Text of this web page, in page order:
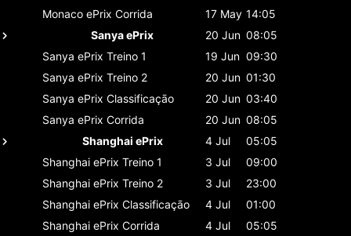
Monaco ePrix Corrida 17 May 14:05
Sanya ePrix
20 Jun 08:05
Sanya ePrix Treino 1 19 Jun 09:30
Sanya ePrix Treino 2 20 Jun 01:30
Sanya ePrix Classificaçāo 20 Jun 03:40
Sanya ePrix Corrida 20 Jun 08:05
Shanghai ePrix
4 Jul
05:05
Shanghai ePrix Treino 1 3 Jul
09:00
Shanghai ePrix Treino 2 3 Jul
23:00
Shanghai ePrix Classificaçāo 4 Jul
01:00
Shanghai ePrix Corrida 4 Jul
05:05